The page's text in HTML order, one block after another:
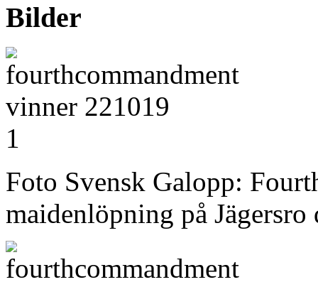
Bilder
Foto Svensk Galopp:
maidenlöpning på